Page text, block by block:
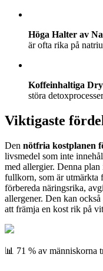
Höga Halter av
är ofta rika på
Koffeinhaltiga
störa
Viktigaste
Den nötfria kostplanen
livsmedel som inte
med allergier. Denna
fullkorn, som är utmärkta
förbereda näringsrika,
allergener. Den kan
att främja en kost rik på
📊 71 % av människorna